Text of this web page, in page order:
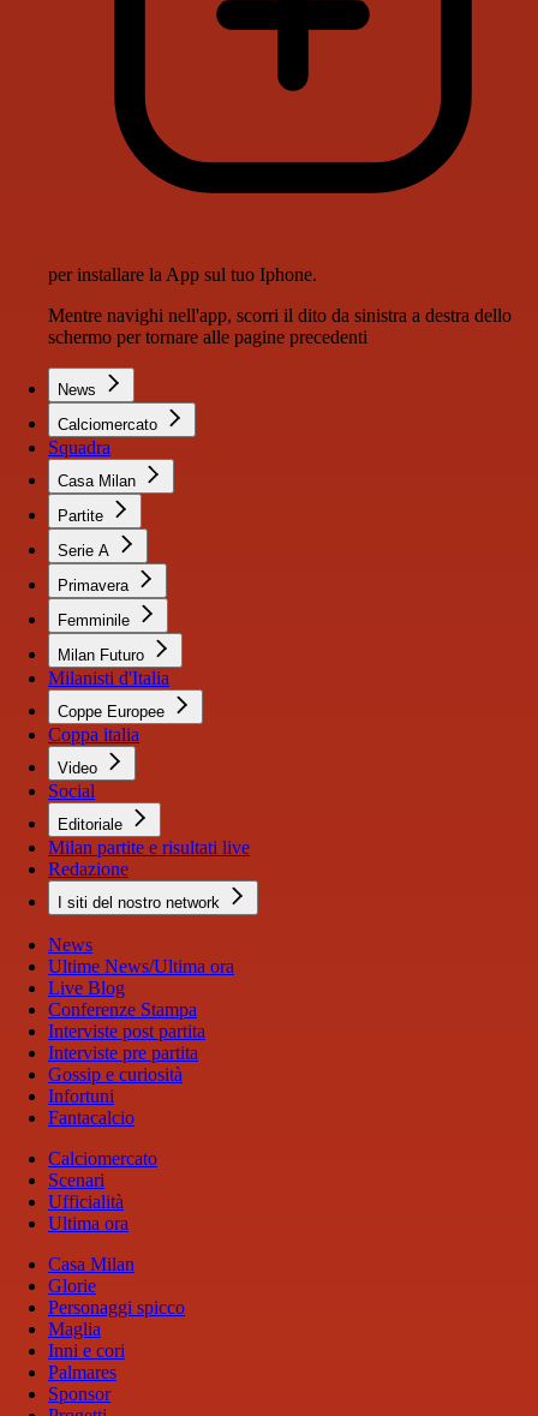
per installare la App sul tuo Iphone.
Mentre navighi nell'app, scorri il dito da sinistra a destra dello
schermo per tornare alle pagine precedenti
News
Calciomercato
Squadra
Casa Milan
Partite
Serie A
Primavera
Femminile
Milan Futuro
Milanisti d'Italia
Coppe Europee
Coppa italia
Video
Social
Editoriale
Milan partite e risultati live
Redazione
I siti del nostro network
News
Ultime News/Ultima ora
Live Blog
Conferenze Stampa
Interviste post partita
Interviste pre partita
Gossip e curiosità
Infortuni
Fantacalcio
Calciomercato
Scenari
Ufficialità
Ultima ora
Casa Milan
Glorie
Personaggi spicco
Maglia
Inni e cori
Palmares
Sponsor